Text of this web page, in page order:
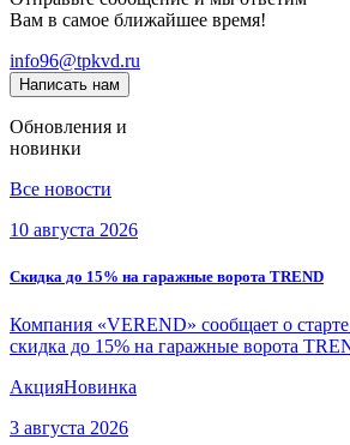
Вам в самое ближайшее время!
info96@tpkvd.ru
Написать нам
Обновления и
новинки
Все новости
10 августа 2026
Скидка до 15% на гаражные ворота TREND
Компания «VEREND» сообщает о
скидка до 15% на гаражные ворота
АкцияНовинка
3 августа 2026